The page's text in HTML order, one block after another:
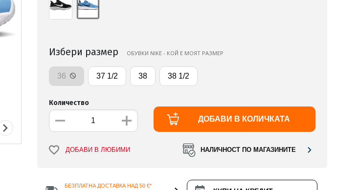
Избери размер ОБУВКИ NIKE - КОЙ Е МОЯТ РАЗМЕР
36 37 1/2 38 38 1/2
Количество
ДОБАВИ В КОЛИЧКАТА
ДОБАВИ В ЛЮБИМИ НАЛИЧНОСТ ПО МАГАЗИНИТЕ
БЕЗПЛАТНА ДОСТАВКА НАД 50 €*